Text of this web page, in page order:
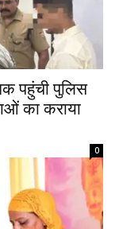
पहुंची पुलिस
का कराया
0